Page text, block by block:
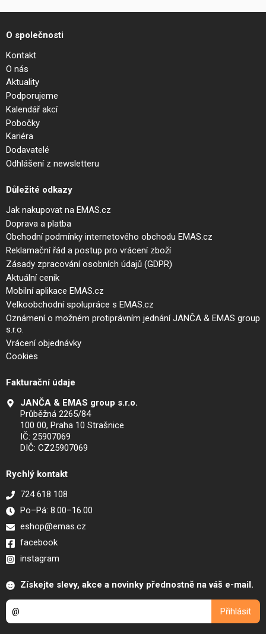
O společnosti
Kontakt
O nás
Aktuality
Podporujeme
Kalendář akcí
Pobočky
Kariéra
Dodavatelé
Odhlášení z newsletteru
Důležité odkazy
Jak nakupovat na EMAS.cz
Doprava a platba
Obchodní podmínky internetového obchodu EMAS.cz
Reklamační řád a postup pro vrácení zboží
Zásady zpracování osobních údajů (GDPR)
Aktuální ceník
Mobilní aplikace EMAS.cz
Velkoobchodní spolupráce s EMAS.cz
Oznámení o možném protiprávním jednání JANČA & EMAS group
s.r.o.
Vrácení objednávky
Cookies
Fakturační údaje
JANČA & EMAS group s.r.o.
Průběžná 2265/84
100 00, Praha 10 Strašnice
IČ: 25907069
DIČ: CZ25907069
Rychlý kontakt
724 618 108
Po–Pá: 8.00–16.00
eshop@emas.cz
facebook
instagram
Získejte slevy, akce a novinky přednostně na váš e-mail.